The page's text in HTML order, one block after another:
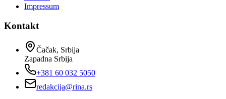
Impressum
Kontakt
Čačak, Srbija
Zapadna Srbija
+381 60 032 5050
redakcija@rina.rs